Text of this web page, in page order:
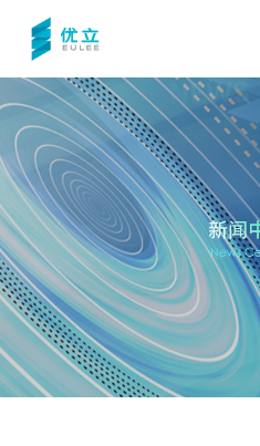
网站首页
关于优立
公司介绍
里程碑
合作伙伴
产品与服务
优立云世界
三维数据管理引擎udStream
优立全息动物园
全息展示与交互系统
高精建模服务
行业应用与案例
军事安全
电力能源
智慧城市
智慧煤矿
新闻中心
联系我们
体验中心
技术支持